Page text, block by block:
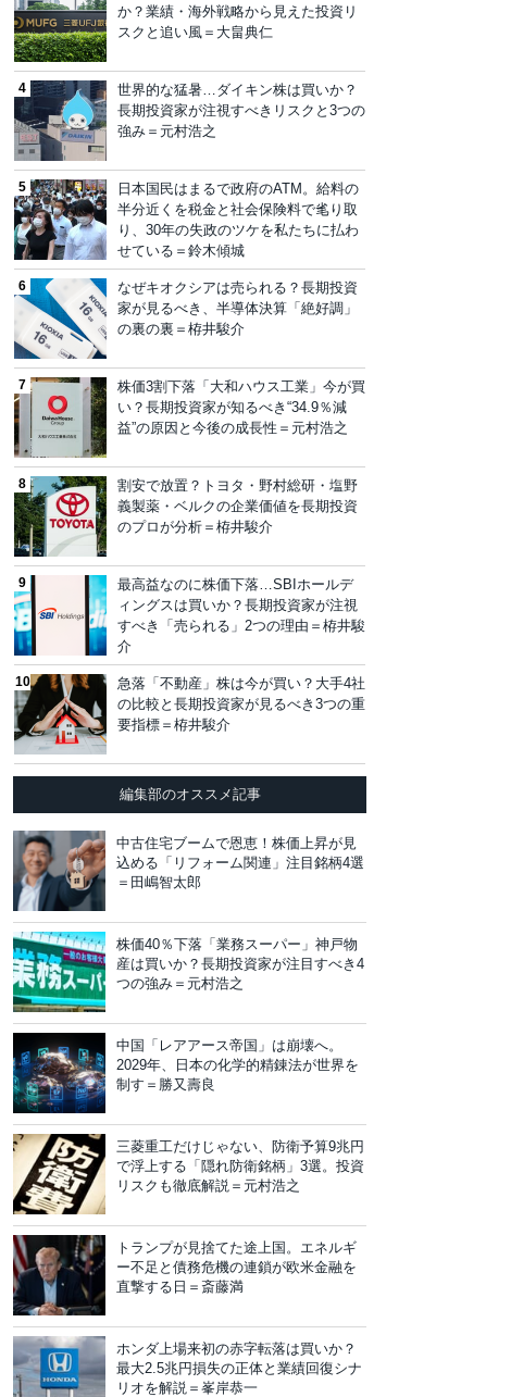
か？業績・海外戦略から見えた投資リ
スクと追い風＝大畠典仁
世界的な猛暑…ダイキン株は買いか？
長期投資家が注視すべきリスクと3つの
強み＝元村浩之
日本国民はまるで政府のATM。給料の
半分近くを税金と社会保険料で毟り取
り、30年の失政のツケを私たちに払わ
せている＝鈴木傾城
なぜキオクシアは売られる？長期投資
家が見るべき、半導体決算「絶好調」
の裏の裏＝栫井駿介
株価3割下落「大和ハウス工業」今が買
い？長期投資家が知るべき“34.9％減
益”の原因と今後の成長性＝元村浩之
割安で放置？トヨタ・野村総研・塩野
義製薬・ベルクの企業価値を長期投資
のプロが分析＝栫井駿介
最高益なのに株価下落…SBIホールデ
ィングスは買いか？長期投資家が注視
すべき「売られる」2つの理由＝栫井駿
介
急落「不動産」株は今が買い？大手4社
の比較と長期投資家が見るべき3つの重
要指標＝栫井駿介
編集部のオススメ記事
中古住宅ブームで恩恵！株価上昇が見
込める「リフォーム関連」注目銘柄4選
＝田嶋智太郎
株価40％下落「業務スーパー」神戸物
産は買いか？長期投資家が注目すべき4
つの強み＝元村浩之
中国「レアアース帝国」は崩壊へ。
2029年、日本の化学的精錬法が世界を
制す＝勝又壽良
三菱重工だけじゃない、防衛予算9兆円
で浮上する「隠れ防衛銘柄」3選。投資
リスクも徹底解説＝元村浩之
トランプが見捨てた途上国。エネルギ
ー不足と債務危機の連鎖が欧米金融を
直撃する日＝斎藤満
ホンダ上場来初の赤字転落は買いか？
最大2.5兆円損失の正体と業績回復シナ
リオを解説＝峯岸恭一